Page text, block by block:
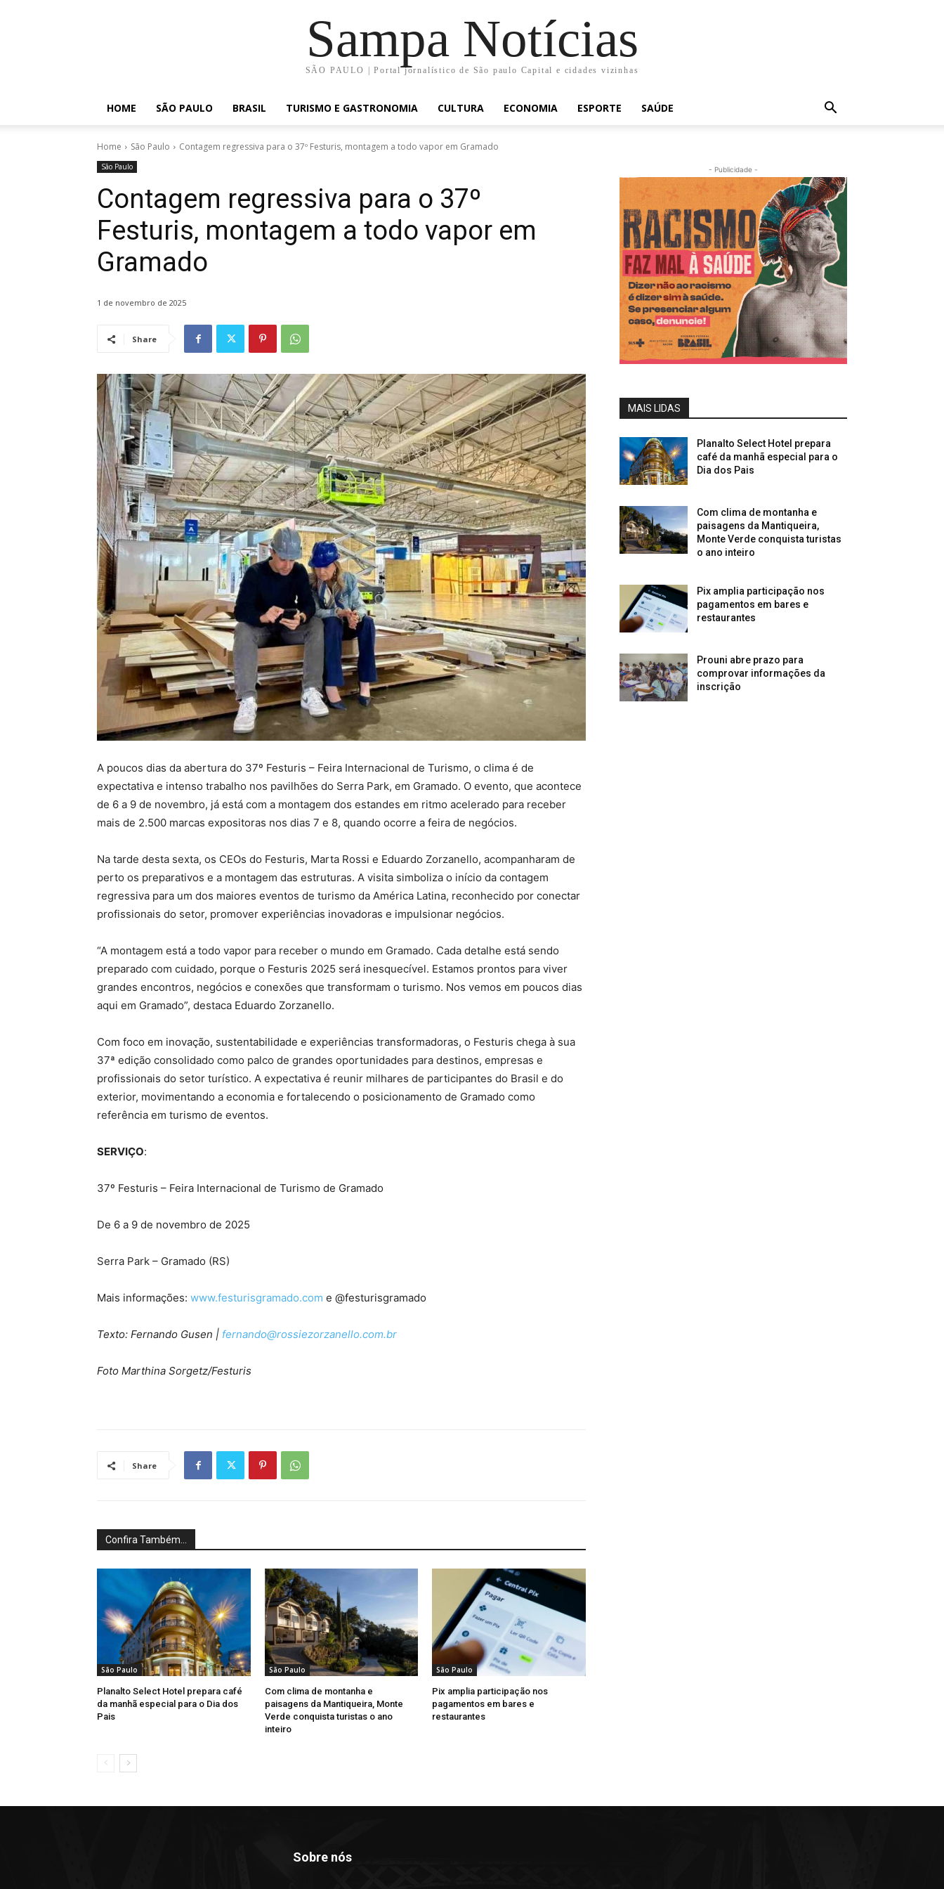
Sampa Notícias
SÃO PAULO | Portal jornalístico de São paulo Capital e cidades vizinhas
HOME SÃO PAULO BRASIL TURISMO E GASTRONOMIA CULTURA ECONOMIA ESPORTE SAÚDE
Home São Paulo Contagem regressiva para o 37º Festuris, montagem a todo vapor em Gramado
São Paulo
Contagem regressiva para o 37º
Festuris, montagem a todo vapor em
Gramado
1 de novembro de 2025
Share
A poucos dias da abertura do 37º Festuris – Feira Internacional de Turismo, o clima é de
expectativa e intenso trabalho nos pavilhões do Serra Park, em Gramado. O evento, que acontece
de 6 a 9 de novembro, já está com a montagem dos estandes em ritmo acelerado para receber
mais de 2.500 marcas expositoras nos dias 7 e 8, quando ocorre a feira de negócios.
Na tarde desta sexta, os CEOs do Festuris, Marta Rossi e Eduardo Zorzanello, acompanharam de
perto os preparativos e a montagem das estruturas. A visita simboliza o início da contagem
regressiva para um dos maiores eventos de turismo da América Latina, reconhecido por conectar
profissionais do setor, promover experiências inovadoras e impulsionar negócios.
“A montagem está a todo vapor para receber o mundo em Gramado. Cada detalhe está sendo
preparado com cuidado, porque o Festuris 2025 será inesquecível. Estamos prontos para viver
grandes encontros, negócios e conexões que transformam o turismo. Nos vemos em poucos dias
aqui em Gramado”, destaca Eduardo Zorzanello.
Com foco em inovação, sustentabilidade e experiências transformadoras, o Festuris chega à sua
37ª edição consolidado como palco de grandes oportunidades para destinos, empresas e
profissionais do setor turístico. A expectativa é reunir milhares de participantes do Brasil e do
exterior, movimentando a economia e fortalecendo o posicionamento de Gramado como
referência em turismo de eventos.
SERVIÇO:
37º Festuris – Feira Internacional de Turismo de Gramado
De 6 a 9 de novembro de 2025
Serra Park – Gramado (RS)
Mais informações: www.festurisgramado.com e @festurisgramado
Texto: Fernando Gusen | fernando@rossiezorzanello.com.br
Foto Marthina Sorgetz/Festuris
Share
Confira Também...
São Paulo
Planalto Select Hotel prepara café
da manhã especial para o Dia dos
Pais
São Paulo
Com clima de montanha e
paisagens da Mantiqueira, Monte
Verde conquista turistas o ano
inteiro
São Paulo
Pix amplia participação nos
pagamentos em bares e
restaurantes
- Publicidade -
MAIS LIDAS
Planalto Select Hotel prepara
café da manhã especial para o
Dia dos Pais
Com clima de montanha e
paisagens da Mantiqueira,
Monte Verde conquista turistas
o ano inteiro
Pix amplia participação nos
pagamentos em bares e
restaurantes
Prouni abre prazo para
comprovar informações da
inscrição
Sobre nós